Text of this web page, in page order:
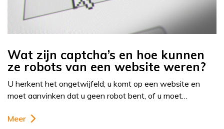
Wat zijn captcha’s en hoe kunnen
ze robots van een website weren?
U herkent het ongetwijfeld; u komt op een website en
moet aanvinken dat u geen robot bent, of u moet…
Meer